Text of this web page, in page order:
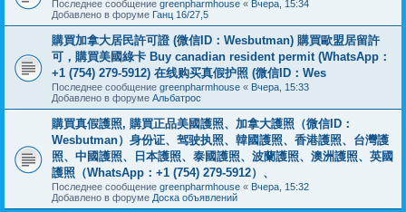
Последнее сообщение greenpharmhouse « Вчера, 15:34
Добавлено в форуме Ганц 16/27,5
購買加拿大居民許可證 (微信ID：Wesbutman) 購買歐盟居留許
可，購買美國綠卡 Buy canadian resident permit (WhatsApp：
+1 (754) 279-5912) 在线购买真假护照 (微信ID：Wes
Последнее сообщение greenpharmhouse « Вчера, 15:33
Добавлено в форуме Альбатрос
購買真假護照, 購買正品美國護照、加拿大護照（微信ID：
Wesbutman）身份证、驾驶执照、韓國護照、香港護照、台灣護
照、中國護照、日本護照、泰國護照、波蘭護照、澳洲護照、英國
護照（WhatsApp：+1 (754) 279-5912）、
Последнее сообщение greenpharmhouse « Вчера, 15:32
Добавлено в форуме Доска объявлений